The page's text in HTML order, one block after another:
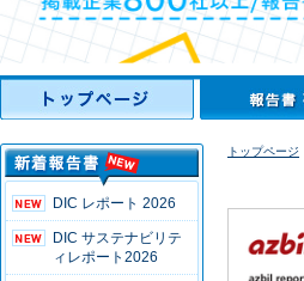
DIC レポート 2026
DIC サステナビリテ
ィレポート2026
トップページ